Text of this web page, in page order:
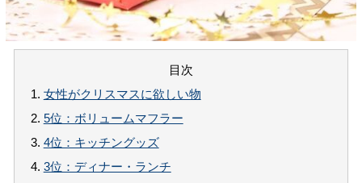
目次
1. 女性がクリスマスに欲しい物
2. 5位：ボリュームマフラー
3. 4位：キッチングッズ
4. 3位：ディナー・ランチ